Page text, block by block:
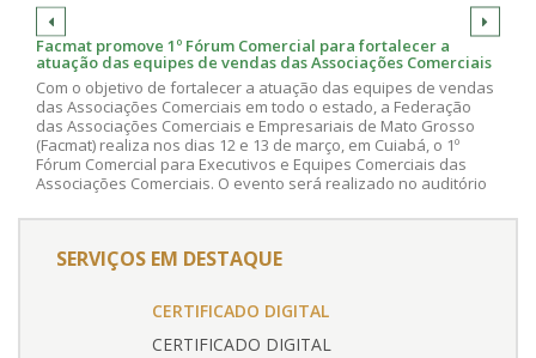
Facmat promove 1º Fórum Comercial para fortalecer a
atuação das equipes de vendas das Associações Comerciais
Com o objetivo de fortalecer a atuação das equipes de vendas
das Associações Comerciais em todo o estado, a Federação
das Associações Comerciais e Empresariais de Mato Grosso
(Facmat) realiza nos dias 12 e 13 de março, em Cuiabá, o 1º
Fórum Comercial para Executivos e Equipes Comerciais das
Associações Comerciais. O evento será realizado no auditório
inscrição custa R$ 150,00 e deve ser feita pelo link:
SERVIÇOS EM DESTAQUE
CERTIFICADO DIGITAL
CERTIFICADO DIGITAL